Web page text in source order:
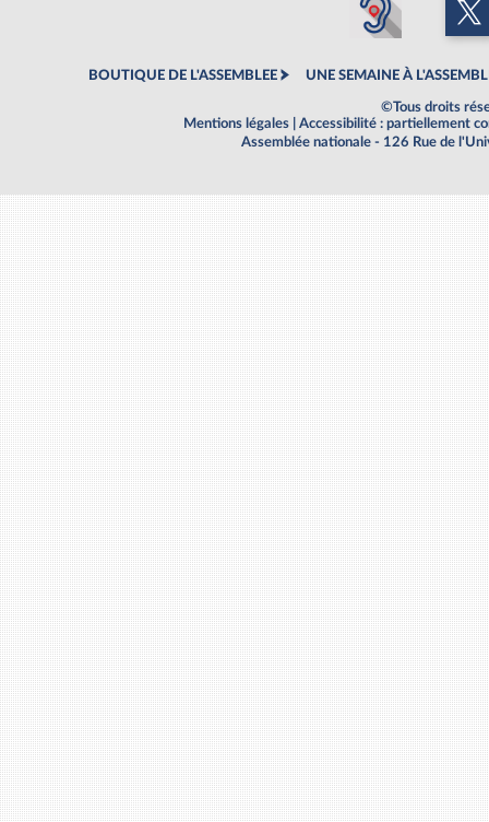
BOUTIQUE DE L'ASSEMBLEE UNE SEMAINE À
©Tous droits
Mentions légales
Accessibilité : partiellement
Assemblée nationale - 126 Rue de